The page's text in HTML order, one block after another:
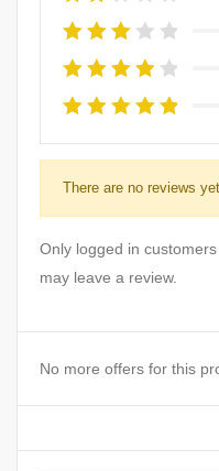
There are no reviews yet.
Only logged in
may leave a review.
No more offers for this